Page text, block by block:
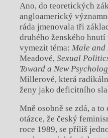
Ano, do teoretických
angloamerický
ráda jmenovala tři
druhého ženského
vymezit téma: Male and
Meadové, Sexual
Toward a New
Millerové, která
ženy jako deficitního
Mně osobně se zdá, a
otázce, že český
roce 1989, se příliš